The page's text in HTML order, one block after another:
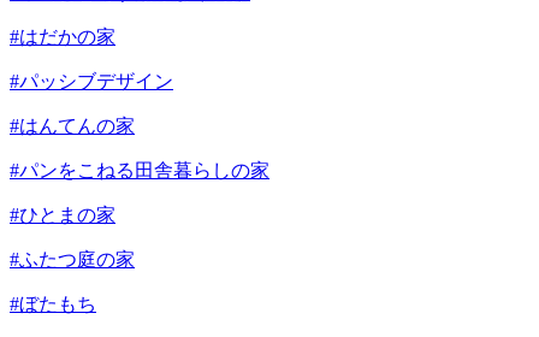
#はだかの家
#パッシブデザイン
#はんてんの家
#パンをこねる田舎暮らしの家
#ひとまの家
#ふたつ庭の家
#ぼたもち